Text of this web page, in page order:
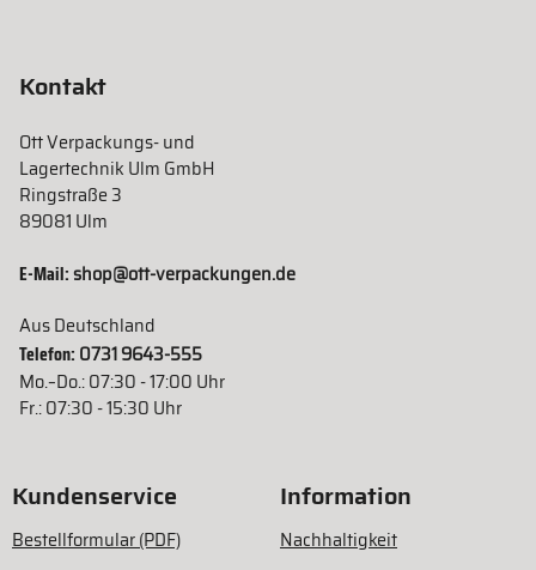
Kontakt
Ott Verpackungs- und
Lagertechnik Ulm GmbH
Ringstraße 3
89081 Ulm
E-Mail:shop@ott-verpackungen.de
Aus Deutschland
Telefon: 0731 9643-555
Mo.–Do.: 07:30 - 17:00 Uhr
Fr.: 07:30 - 15:30 Uhr
Kundenservice
Bestellformular (PDF)
Information
Nachhaltigkeit